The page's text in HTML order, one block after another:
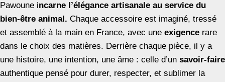
Pawoune incarne l’élégance artisanale au service du
bien-être animal. Chaque accessoire est imaginé, tressé
et assemblé à la main en France, avec une exigence rare
dans le choix des matières. Derrière chaque pièce, il y a
une histoire, une intention, une âme : celle d’un savoir-faire
authentique pensé pour durer, respecter, et sublimer la